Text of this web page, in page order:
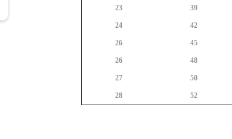
39
23
42
24
45
26
48
26
50
27
52
28